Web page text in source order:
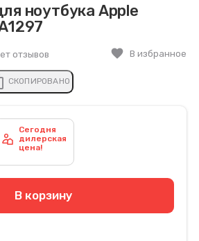
ноутбука Apple
отзывов favorite В избранное
СКОПИРОВАНО
Сегодня
дилерская
цена!
В корзину